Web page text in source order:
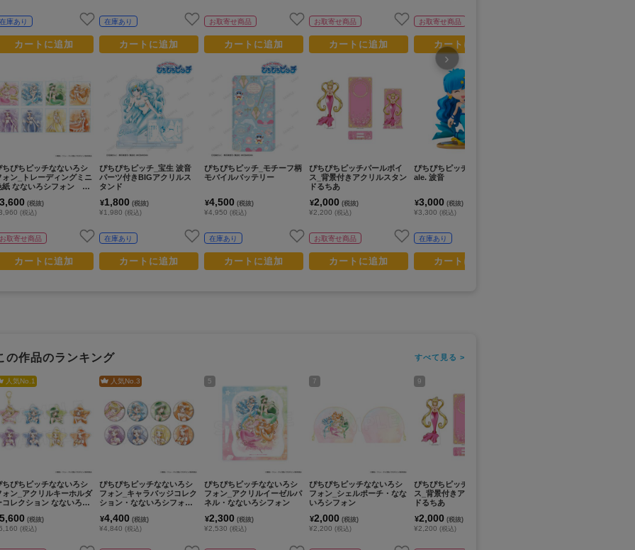
在庫あり
カートに追加
ちぴちピッチなないろシ
ォン_トレーディングミニ
紙 なないろシフォン ブ
ック入り】
3,600 (税抜)
(税込)
お取寄せ商品
カートに追加
在庫あり
カートに追加
ぴちぴちピッチ_宝生 波音
パーツ付きBIGアクリルス
タンド
¥1,800 (税抜)
¥1,980(税込)
在庫あり
カートに追加
お取寄せ商品
カートに追加
ぴちぴちピッチ_モチーフ柄
モバイルバッテリー
¥4,500 (税抜)
¥4,950 (税込)
在庫あり
カートに追加
お取寄せ商品
カートに追加
ぴちぴちピッチパールボイ
ス_背景付きアクリルスタン
ドるちあ
¥2,000 (税抜)
¥2,200 (税込)
お取寄せ商品
カートに追加
お取寄せ商品
カートに追加
ぴちぴちピッチ_PalVerse P
ale. 波音
¥3,000 (税抜)
¥3,300 (税込)
在庫あり
カートに追加
›
の作品のランキング すべて見る >
人気No. 1
ちぴちピッチなないろシ
ォン_アクリルキーホルダ
コレクション なないろシ
BOX／8パック入り】
5,600 (税抜)
(税込)
人気No.3
ぴちぴちピッチなないろシ
フォン_キャラバッジコレク
ション・なないろシフォ
X／8パック入り】
¥4,400 (税抜)
¥4,840(税込)
5
ぴちぴちピッチなないろシ
フォン_アクリルイーゼルパ
ネル・なないろシフォン
¥2,300 (税抜)
¥2,530 (税込)
7
ぴちぴちピッチなないろシ
フォン_シェルポーチ・なな
いろシフォン
¥2,000 (税抜)
¥2,200 (税込)
9
ぴちぴちピッチパールボイ
ス_背景付きアクリルスタン
ドるちあ
¥2,000 (税抜)
¥2,200 (税込)